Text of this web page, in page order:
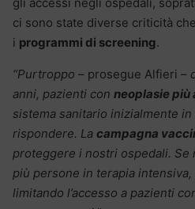
ci sono state diverse criticità
i programmi di screening.
“Purtroppo – prosegue Alfieri –
anni, pazienti con neoplasie più
sistema sanitario inizialmente
rispondere. La campagna
proteggere i nostri ospedali. Se
più persone in terapia
limitando l’accesso a pazienti